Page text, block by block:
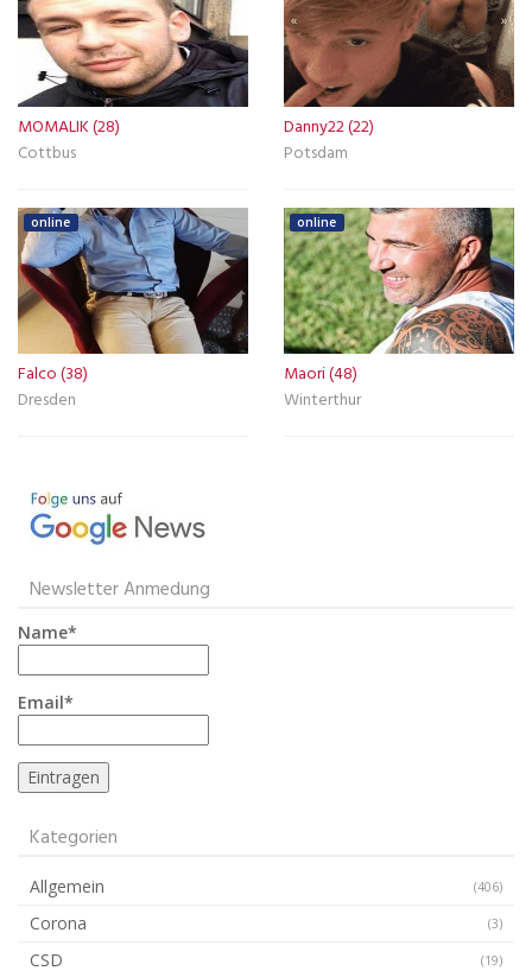
MOMALIK (28)
Cottbus
Danny22 (22)
Potsdam
online
Falco (38)
Dresden
online
Maori (48)
Winterthur
Newsletter Anmedung
Name*
Email*
Kategorien
Allgemein (406)
Corona (3)
CSD (19)